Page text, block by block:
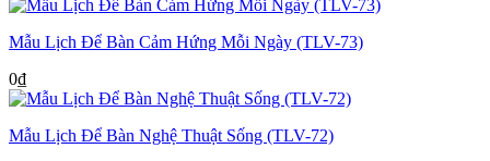
Mẫu Lịch Để Bàn Cảm Hứng Mỗi Ngày (TLV-73)
0₫
Mẫu Lịch Để Bàn Nghệ Thuật Sống (TLV-72)